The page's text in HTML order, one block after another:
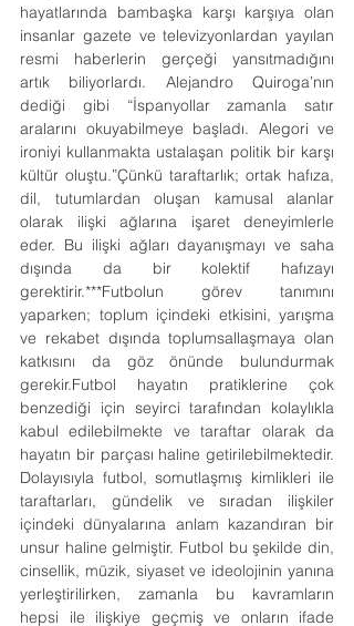
hayatlarında bambaşka karşı karşıya olan
insanlar gazete ve televizyonlardan yayılan
resmi haberlerin gerçeği yansıtmadığını
artık biliyorlardı. Alejandro Quiroga’nın
dediği gibi “İspanyollar zamanla satır
aralarını okuyabilmeye başladı. Alegori ve
ironiyi kullanmakta ustalaşan politik bir karşı
kültür oluştu.”Çünkü taraftarlık; ortak hafıza,
dil, tutumlardan oluşan kamusal alanlar
olarak ilişki ağlarına işaret deneyimlerle
eder. Bu ilişki ağları dayanışmayı ve saha
dışında da bir kolektif hafızayı
gerektirir.***Futbolun görev tanımını
yaparken; toplum içindeki etkisini, yarışma
ve rekabet dışında toplumsallaşmaya olan
gerekir.Futbol hayatın pratiklerine çok
benzediği için seyirci tarafından kolaylıkla
kabul edilebilmekte ve taraftar olarak da
hayatın bir parçası haline getirilebilmektedir.
Dolayısıyla futbol, somutlaşmış kimlikleri ile
taraftarları, gündelik ve sıradan ilişkiler
içindeki dünyalarına anlam kazandıran bir
unsur haline gelmiştir. Futbol bu şekilde din,
cinsellik, müzik, siyaset ve ideolojinin yanına
yerleştirilirken, zamanla bu kavramların
hepsi ile ilişkiye geçmiş ve onların ifade